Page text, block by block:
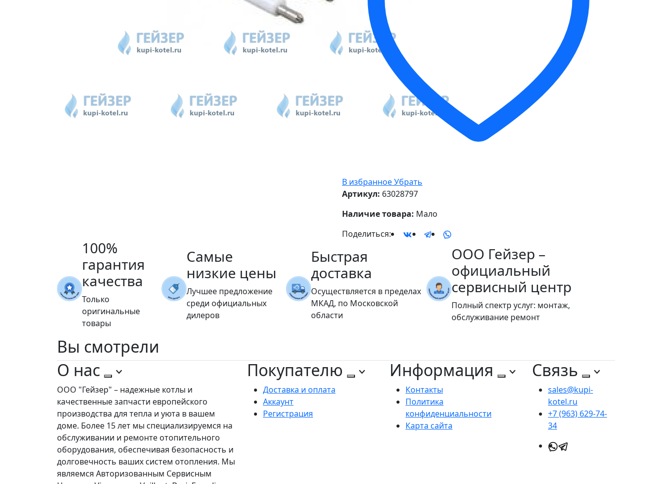
В избранноеУбрать
Артикул: 63028797
Наличие товара: Мало
Поделиться:
100%
гарантия
качества
Только
оригинальные
товары
Самые
низкие цены
Лучшее предложение
среди официальных
дилеров
Быстрая
доставка
Осуществляется в пределах
МКАД, по Московской
области
ООО Гейзер –
официальный
сервисный центр
Полный спектр услуг: монтаж,
обслуживание ремонт
Вы смотрели
О нас
ООО "Гейзер" – надежные котлы и
качественные запчасти европейского
производства для тепла и уюта в вашем
доме. Более 15 лет мы специализируемся на
обслуживании и ремонте отопительного
оборудования, обеспечивая безопасность и
долговечность ваших систем отопления. Мы
являемся Авторизованным Сервисным
Покупателю
Доставка и оплата
Аккаунт
Регистрация
Информация
Контакты
Политика
конфиденциальности
Карта сайта
Связь
sales@kupi-
kotel.ru
+7 (963) 629-74-
34